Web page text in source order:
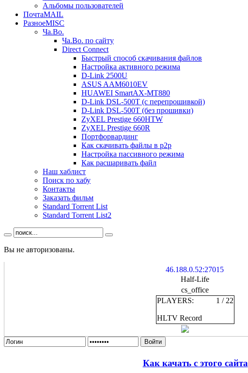
Альбомы пользователей
ПочтаMAIL
РазноеMISC
Ча.Во.
Ча.Во. по сайту
Direct Connect
Быстрый способ скачивания файлов
Настройка активного режима
D-Link 2500U
ASUS AAM6010EV
HUAWEI SmartAX-MT880
D-Link DSL-500T (c перепрошивкой)
D-Link DSL-500T (без прошивки)
ZyXEL Prestige 660HTW
ZyXEL Prestige 660R
Портфорвардинг
Как скачивать файлы в p2p
Настройка пассивного режима
Как расшаривать файл
Наш хаблист
Поиск по хабу
Контакты
Заказать фильм
Standard Torrent List
Standard Torrent List2
Вы не авторизованы.
46.188.0.52:27015
Half-Life
cs_office
PLAYERS:
1 / 22
HLTV Record
Войти
Как качать с этого сайта